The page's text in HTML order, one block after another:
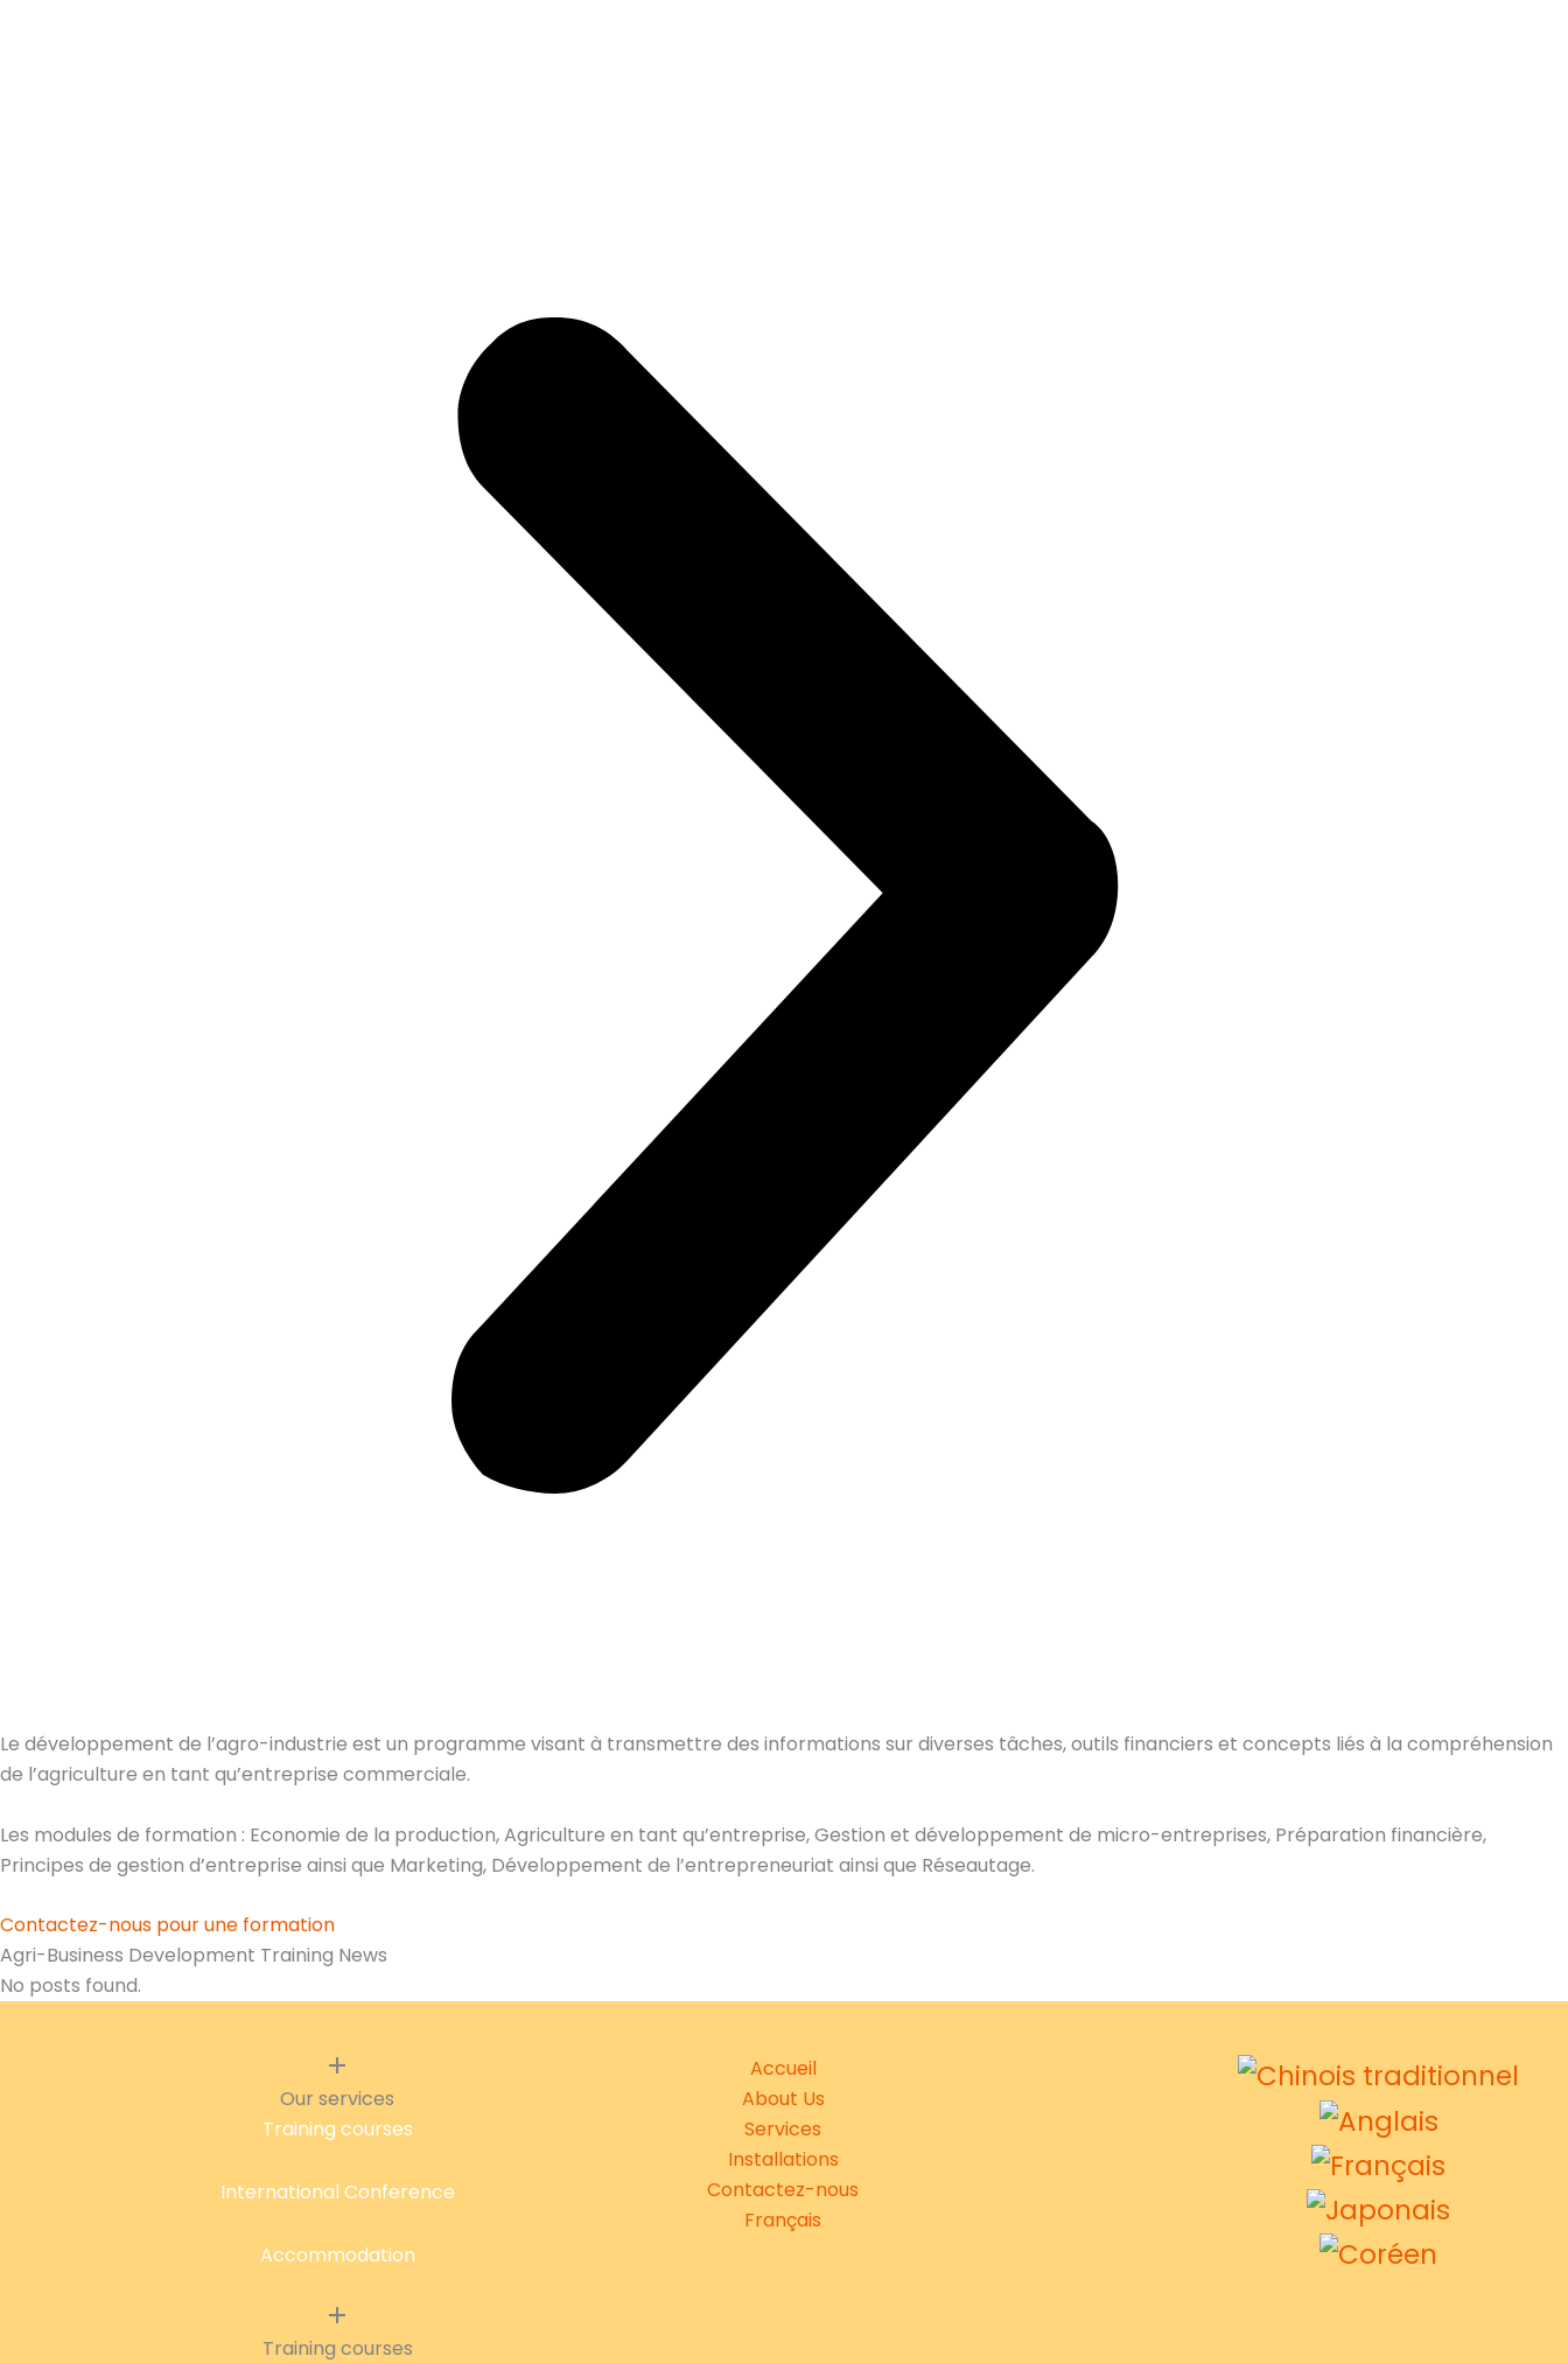
Le développement de l’agro-industrie est un programme visant à transmettre des informations sur diverses tâches, outils financiers et concepts liés à la compréhension
de l’agriculture en tant qu’entreprise commerciale.
Les modules de formation : Economie de la production, Agriculture en tant qu’entreprise, Gestion et développement de micro-entreprises, Préparation financière,
Principes de gestion d’entreprise ainsi que Marketing, Développement de l’entrepreneuriat ainsi que Réseautage.
Contactez-nous pour une formation
Agri-Business Development Training News
No posts found.
Our services
Training courses
International Conference
Accommodation
Training courses
Accueil
About Us
Services
Installations
Contactez-nous
Français